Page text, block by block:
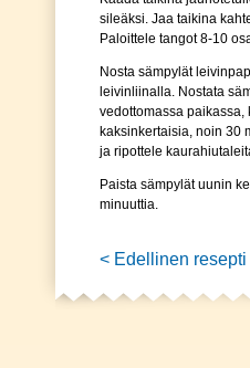
sileäksi. Jaa taikina
Paloittele tangot 8-10
Nosta sämpylät
leivinliinalla. Nostata
vedottomassa
kaksinkertaisia, noin 30
ja ripottele
Paista sämpylät uunin
minuuttia.
< Edellinen resepti